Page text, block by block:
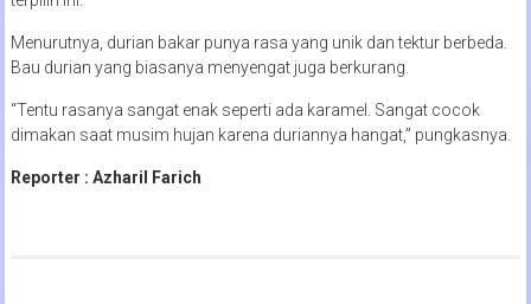
Menurutnya, durian bakar punya rasa yang unik dan tektur berbeda.
Bau durian yang biasanya menyengat juga berkurang.
“Tentu rasanya sangat enak seperti ada karamel. Sangat cocok
dimakan saat musim hujan karena duriannya hangat,” pungkasnya.
Reporter : Azharil Farich